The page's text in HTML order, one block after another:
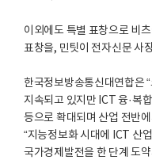
이외에도 특별 표창으로 비
표창을, 민팃이 전자신문 사
한국정보방송통신대연합은
지속되고 있지만 ICT 융·복
등으로 확대되며 산업 전반
“지능정보화 시대에 ICT 산
국가경제발전을 한 단계 도